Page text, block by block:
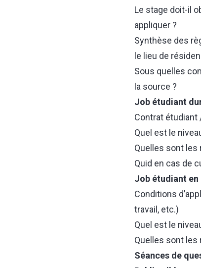
Le stage doit-il
appliquer ?
Synthèse des
le lieu de
Sous quelles
la source ?
Job étudiant
Contrat étudiant
Quel est le
Quelles sont les
Quid en cas de
Job étudiant en
Conditions
travail, etc.)
Quel est le
Quelles sont les
Séances de